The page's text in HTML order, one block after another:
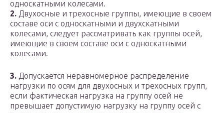
односкатными колесами.
2. Двухосные и трехосные группы, имеющие в своем
составе оси с односкатными и двухскатными
колесами, следует рассматривать как группы осей,
имеющие в своем составе оси с односкатными
колесами.
3. Допускается неравномерное распределение
нагрузки по осям для двухосных и трехосных групп,
если фактическая нагрузка на группу осей не
превышает допустимую нагрузку на группу осей с